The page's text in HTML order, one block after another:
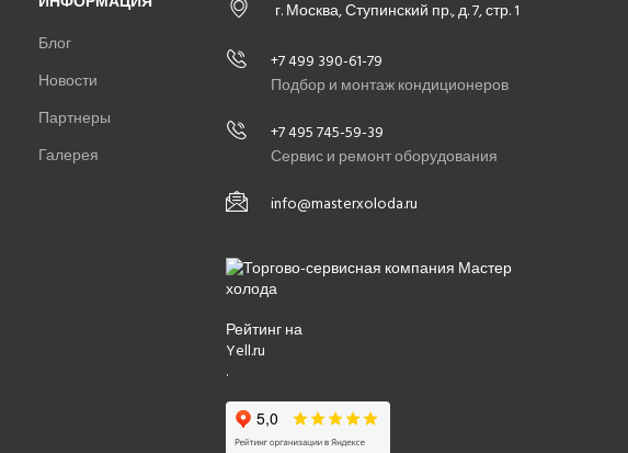
Блог
Новости
Партнеры
Галерея
г. Москва, Ступинский пр., д. 7, стр. 1
+7 499 390-61-79
Подбор и монтаж кондиционеров
+7 495 745-59-39
Сервис и ремонт оборудования
info@masterxoloda.ru
Рейтинг на
Yell.ru
.